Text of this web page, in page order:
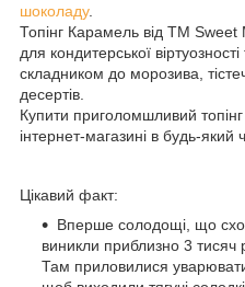
шоколаду.
Топінг Карамель від ТМ
для кондитерської
складником до морозива,
десертів.
Купити приголомшливий
інтернет-магазині в будь-який
Цікавий факт:
Вперше солодощі, що
виникли приблизно 3 тисяч
Там приловилися уварювати